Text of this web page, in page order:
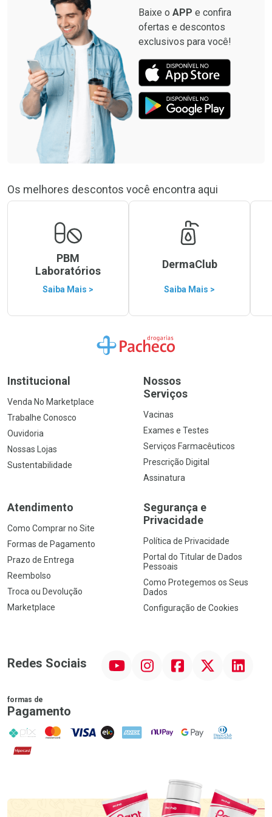
Baixe o APP e confira
ofertas e descontos
exclusivos para você!
Os melhores descontos você encontra aqui
PBM
Laboratórios
Saiba Mais >
DermaClub
Saiba Mais >
Ir para a Home
Institucional
Venda No Marketplace
Trabalhe Conosco
Ouvidoria
Nossas Lojas
Sustentabilidade
Nossos
Serviços
Vacinas
Exames e Testes
Serviços Farmacêuticos
Prescrição Digital
Assinatura
Atendimento
Como Comprar no Site
Formas de Pagamento
Prazo de Entrega
Reembolso
Troca ou Devolução
Marketplace
Segurança e
Privacidade
Política de Privacidade
Portal do Titular de Dados
Pessoais
Como Protegemos os Seus
Dados
Configuração de Cookies
Redes Sociais InstagramFacebookTwitter Linkedin
formas de
Pagamento
PIX MasterCard
VISA ELO AMEX NuPay Google PayDiners Club
Hipercard
Promoção em Destaque